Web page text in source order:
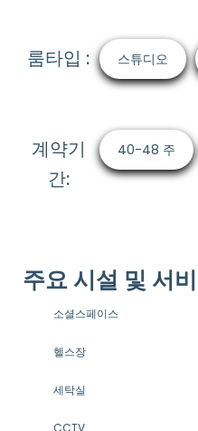
룸타입 : 스튜디오
계약기
간:
40-48 주
주요 시설 및 서
소셜스페이스
헬스장
세탁실
CCTV